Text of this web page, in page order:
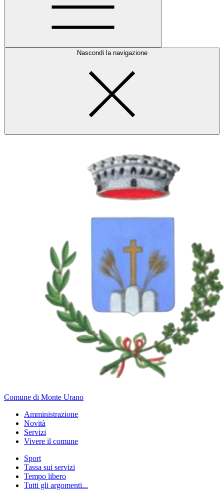
Nascondi la navigazione
Comune di Monte Urano
Amministrazione
Novità
Servizi
Vivere il comune
Sport
Tassa sui servizi
Tempo libero
Tutti gli argomenti...